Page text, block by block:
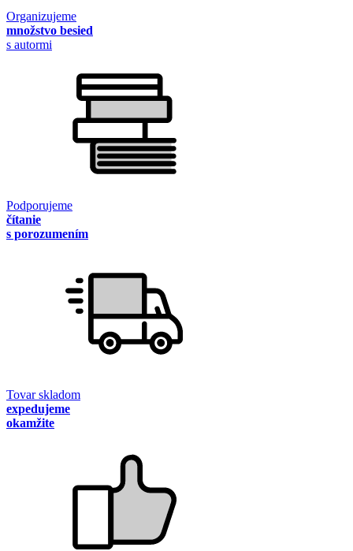
Organizujeme
množstvo besied
s autormi
Podporujeme
čítanie
s porozumením
Tovar skladom
expedujeme
okamžite